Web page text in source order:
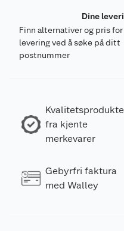
Dine
Finn alternativer og pris for
levering ved å søke på ditt
postnummer
fra kjente
merkevarer
Gebyrfri faktura
med Walley